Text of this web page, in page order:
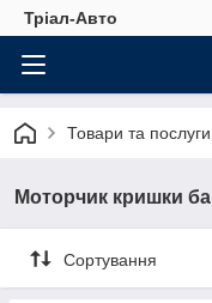
Тріал-Авто
Товари та послуги
Моторчик кришки
Сортування